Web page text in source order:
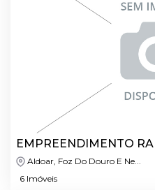
EMPREENDIMENTO
Aldoar, Foz Do Douro E Ne...
6 Imóveis